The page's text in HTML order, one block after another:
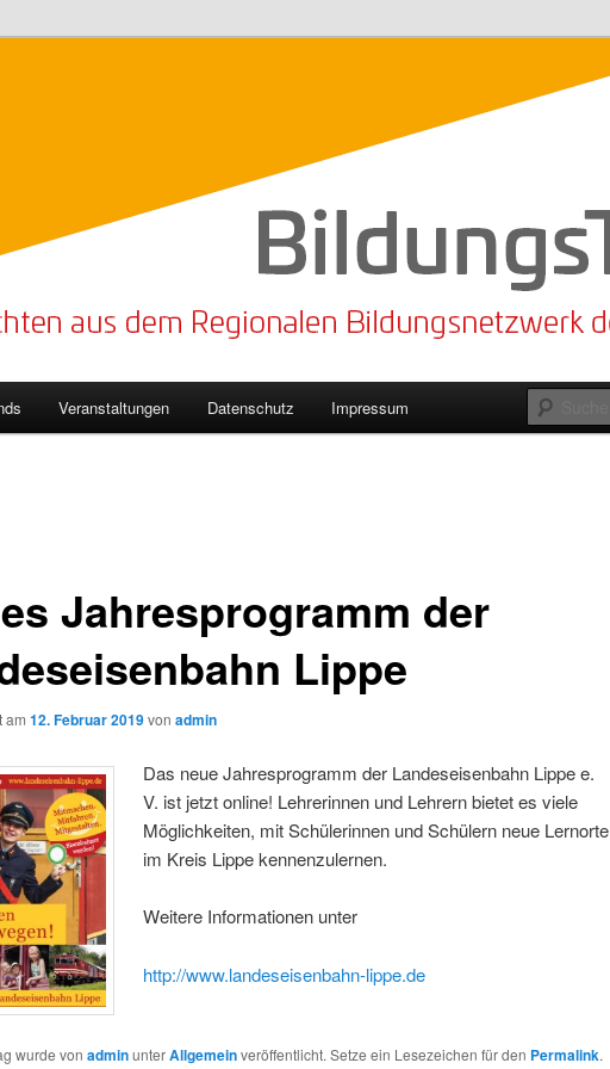
Veranstaltungen Datenschutz Impressum
Jahresprogramm der
Lippe
am 12. Februar 2019von admin
Das neue Jahresprogramm der Landeseisenbahn Lippe e.
V. ist jetzt online! Lehrerinnen und Lehrern bietet es viele
Möglichkeiten, mit Schülerinnen und Schülern neue Lernorte
im Kreis Lippe kennenzulernen.
Weitere Informationen unter
http://www.landeseisenbahn-lippe.de
wurde von adminunterAllgemeinveröffentlicht. Setze ein Lesezeichen für den Permalink.